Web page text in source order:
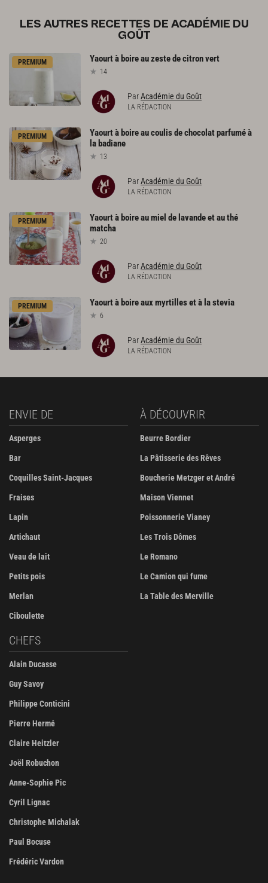
LES AUTRES RECETTES DE ACADÉMIE DU
GOÛT
PREMIUM Yaourtà boireauzestedecitronvert
14
ParAcadémie du Goût
LA RÉDACTION
PREMIUM Yaourtà boireaucoulisdechocolatparfuméà
la badiane
13
ParAcadémie du Goût
LA RÉDACTION
PREMIUM Yaourtà boireaumiel de lavandeetauthé
matcha
20
ParAcadémie du Goût
LA RÉDACTION
PREMIUM Yaourtà boireauxmyrtillesetà lastevia
6
ParAcadémie du Goût
LA RÉDACTION
ENVIE DE
Asperges
Bar
Coquilles Saint-Jacques
Fraises
Lapin
Artichaut
Veau de lait
Petits pois
Merlan
Ciboulette
À DÉCOUVRIR
Beurre Bordier
La Pâtisserie des Rêves
Boucherie Metzger et André
Maison Viennet
Poissonnerie Vianey
Les Trois Dômes
Le Romano
Le Camion qui fume
La Table des Merville
CHEFS
Alain Ducasse
Guy Savoy
Philippe Conticini
Pierre Hermé
Claire Heitzler
Joël Robuchon
Anne-Sophie Pic
Cyril Lignac
Christophe Michalak
Paul Bocuse
Frédéric Vardon